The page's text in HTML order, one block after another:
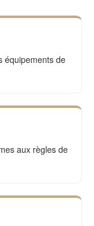
équipements de
aux règles de